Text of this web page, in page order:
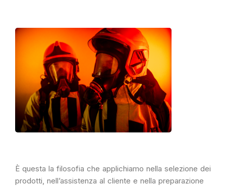
È questa la filosofia che applichiamo nella selezione dei
prodotti, nell’assistenza al cliente e nella preparazione